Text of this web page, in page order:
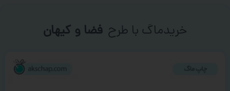
خریدماگ با طرح فضا و کیهان